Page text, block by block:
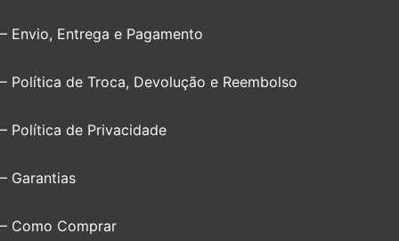
– Envio, Entrega e Pagamento
– Política de Troca, Devolução e Reembolso
– Política de Privacidade
– Garantias
– Como Comprar